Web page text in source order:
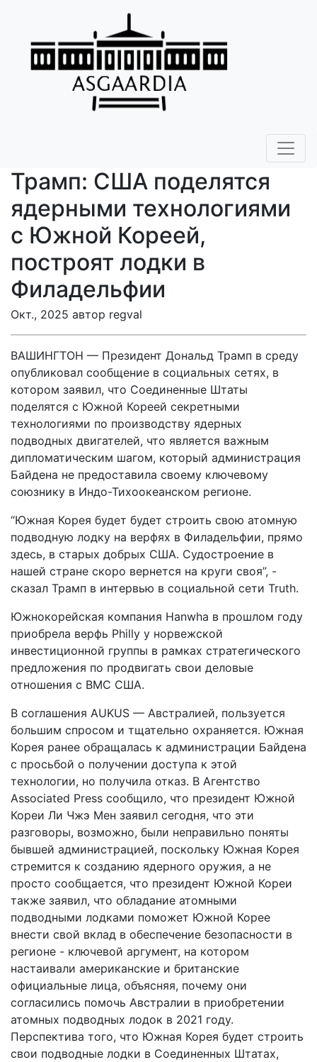
Трамп: США поделятся
ядерными технологиями
с Южной Кореей,
построят лодки в
Филадельфии
Окт., 2025 автор regval
ВАШИНГТОН — Президент Дональд Трамп в среду
опубликовал сообщение в социальных сетях, в
котором заявил, что Соединенные Штаты
поделятся с Южной Кореей секретными
технологиями по производству ядерных
подводных двигателей, что является важным
дипломатическим шагом, который администрация
Байдена не предоставила своему ключевому
союзнику в Индо-Тихоокеанском регионе.
“Южная Корея будет будет строить свою атомную
подводную лодку на верфях в Филадельфии, прямо
здесь, в старых добрых США. Судостроение в
нашей стране скоро вернется на круги своя”, -
сказал Трамп в интервью в социальной сети Truth.
Южнокорейская компания Hanwha в прошлом году
приобрела верфь Philly у норвежской
инвестиционной группы в рамках стратегического
предложения по продвигать свои деловые
отношения с ВМС США.
В соглашения AUKUS — Австралией, пользуется
большим спросом и тщательно охраняется. Южная
Корея ранее обращалась к администрации Байдена
с просьбой о получении доступа к этой
технологии, но получила отказ. В Агентство
Associated Press сообщило, что президент Южной
Кореи Ли Чжэ Мен заявил сегодня, что эти
разговоры, возможно, были неправильно поняты
бывшей администрацией, поскольку Южная Корея
стремится к созданию ядерного оружия, а не
просто сообщается, что президент Южной Кореи
также заявил, что обладание атомными
подводными лодками поможет Южной Корее
внести свой вклад в обеспечение безопасности в
регионе - ключевой аргумент, на котором
настаивали американские и британские
официальные лица, объясняя, почему они
согласились помочь Австралии в приобретении
атомных подводных лодок в 2021 году.
Перспектива того, что Южная Корея будет строить
свои подводные лодки в Соединенных Штатах,